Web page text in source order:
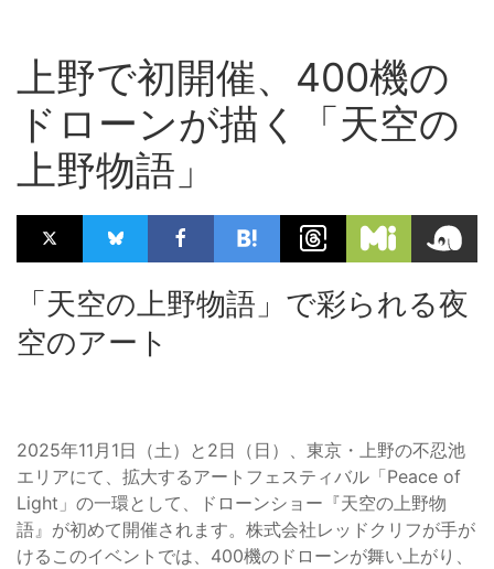
上野で初開催、400機の
ドローンが描く「天空の
上野物語」
「天空の上野物語」で彩られる夜
空のアート
2025年11月1日（土）と2日（日）、東京・上野の不忍池
エリアにて、拡大するアートフェスティバル「Peace of
Light」の一環として、ドローンショー『天空の上野物
語』が初めて開催されます。株式会社レッドクリフが手が
けるこのイベントでは、400機のドローンが舞い上がり、